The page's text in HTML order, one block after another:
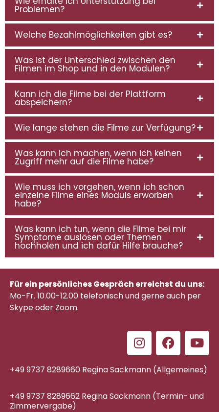
Problemen?
Welche Bezahlmöglichkeiten gibt es?
Was ist der Unterschied zwischen den
Filmen im Shop und in den Modulen?
Kann ich die Filme bei der Plattform
abspeichern?
Wie lange stehen die Filme zur Verfügung?
Was kann ich machen, wenn ich keinen
Zugriff mehr auf die Filme habe?
Wie muss ich vorgehen, wenn ich schon
einzelne Filme eines Moduls erworben
habe?
Was kann ich tun, wenn die Filme bei mir
Symptome auslösen oder Themen
hochholen und ich dafür Hilfe brauche?
Für ein persönliches Gespräch erreichst du uns:
Mo-Fr. 10.00-12.00 telefonischund gerne auch per
Skype oder Zoom.
+49 9737 8289660 Regina Sackmann (Allgemeines)
+49 9737 8289662 Regina Sackmann (Termin- und
Zimmervergabe)